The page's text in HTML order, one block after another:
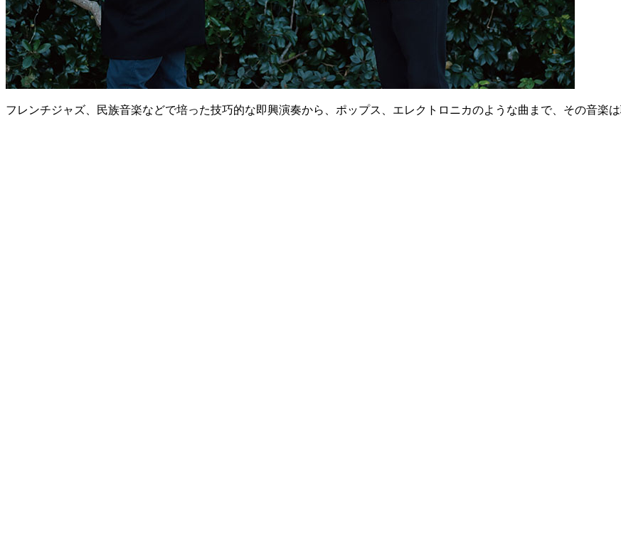
フレンチジャズ、民族音楽などで培った技巧的な即興演奏から、ポップス、エレクトロニカのような曲まで、その音楽